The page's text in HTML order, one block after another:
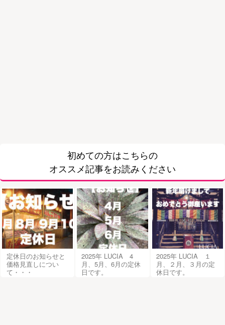
初めての方はこちらの
オススメ記事をお読みください
定休日のお知らせと
価格見直しについ
て・・・
2025年 LUCIA 4
月、5月、6月の定休
日です。
2025年 LUCIA １
月、２月、３月の定
休日です。